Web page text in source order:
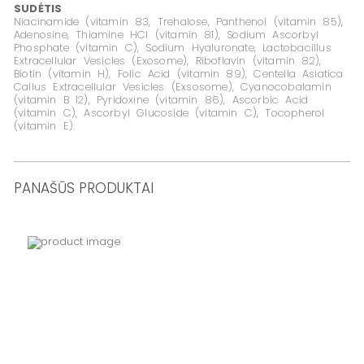
SUDĖTIS
Niacinamide (vitamin 83, Trehalose, Panthenol (vitamin 85),
Adenosine, Thiamine HCI (vitamin 81), Sodium Ascorbyl
Phosphate (vitamin C), Sodium Hyaluronate, Lactobacillus
Extracellular Vesicles (Exosome), Riboflavin (vitamin 82),
Biotin (vitamin H), Folic Acid (vitamin 89), Centella Asiatica
Callus Extra­cellular Vesicles (Exsosome), Cyanocobalamin
(vitamin B 12), Pyri­doxine (vitamin 86), Ascorbic Acid
(vitamin C), Ascorbyl Glucoside (vitamin C), Tocopherol
(vitamin E).
PANAŠŪS PRODUKTAI